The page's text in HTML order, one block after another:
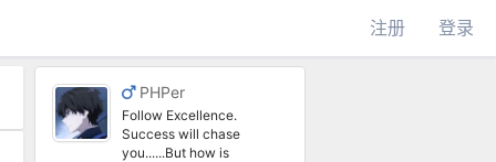
注册 登录
PHPer
Follow Excellence.
Success will chase
you......But how is